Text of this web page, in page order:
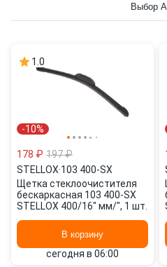
Выбор
1.0
-10%
178 ₽ 197 ₽
STELLOX·103 400-SX
Щетка стеклоочистителя
бескаркасная 103 400-SX
STELLOX 400/16" мм/", 1 шт.
В корзину
сегодня в 06:00